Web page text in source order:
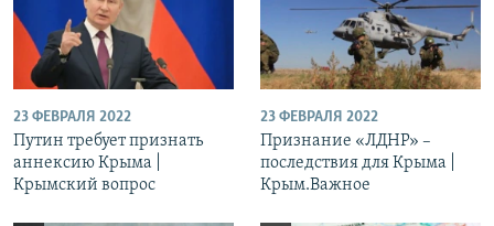
23 ФЕВРАЛЯ 2022
Путин требует признать
аннексию Крыма |
Крымский вопрос
23 ФЕВРАЛЯ 2022
Признание «ЛДНР» –
последствия для Крыма |
Крым.Важное